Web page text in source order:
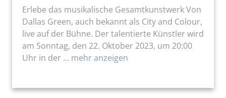
Erlebe das musikalische Gesamtkunstwerk Von
Dallas Green, auch bekannt als City and Colour,
live auf der Bühne. Der talentierte Künstler wird
am Sonntag, den 22. Oktober 2023, um 20:00
Uhr in der ... mehr anzeigen